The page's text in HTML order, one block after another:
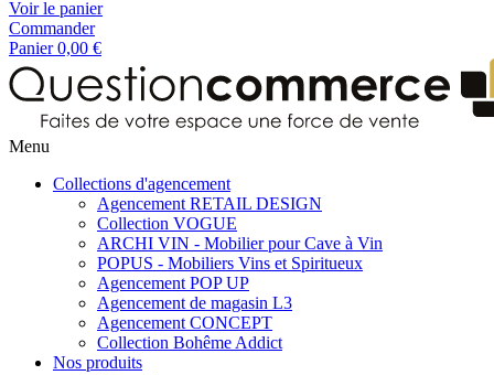
Voir le panier
Commander
Panier 0,00 €
Menu
Collections d'agencement
Agencement RETAIL DESIGN
Collection VOGUE
ARCHI VIN - Mobilier pour Cave à Vin
POPUS - Mobiliers Vins et Spiritueux
Agencement POP UP
Agencement de magasin L3
Agencement CONCEPT
Collection Bohême Addict
Nos produits